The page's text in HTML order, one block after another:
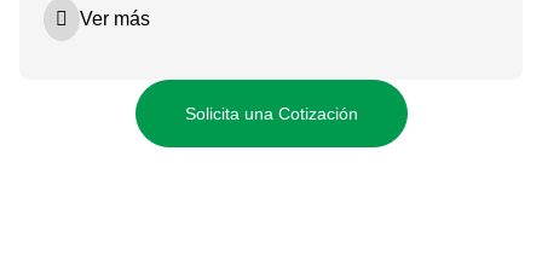
Ver más
Solicita una Cotización